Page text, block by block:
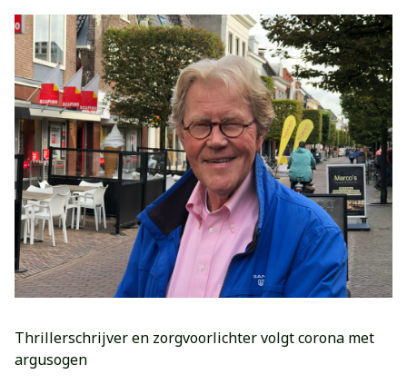
Thrillerschrijver en zorgvoorlichter volgt corona met
argusogen